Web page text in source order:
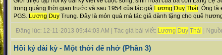
trong quảng thời gian trước và sau 1954 của tác giả Lương Duy Thái . Ông
PGS. Lương Duy Trung. Đây là món quà mà tác giả dành tặng cho quê
Đăng lúc: 12-11-2013 09:44:03 AM | Tác giả bài viết: Lương Duy Thái |
Hồi ký dài kỳ - Một thời để nhớ (Phần 3)